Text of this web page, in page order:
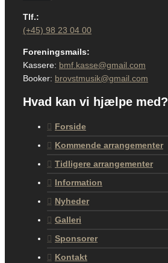
Tlf.:
(+45) 98 23 04 00
Foreningsmails:
Kassere: bmf.kasse@gmail.com
Booker: brovstmusik@gmail.com
Hvad kan vi hjælpe med?
Forside
Kommende arrangementer
Tidligere arrangementer
Information
Nyheder
Galleri
Sponsorer
Kontakt